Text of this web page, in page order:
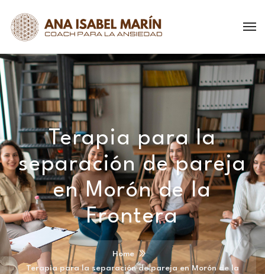
Terapia para la
separación de pareja
en Morón de la
Frontera
Home
Terapia para la separación de pareja en Morón de la